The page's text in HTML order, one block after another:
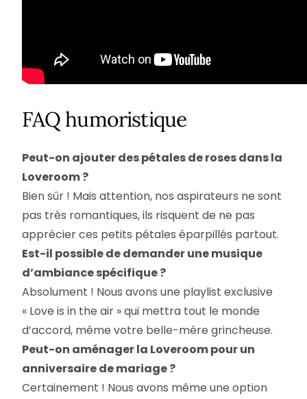
FAQ humoristique
Peut-on ajouter des pétales de roses dans la
Loveroom ?
Bien sûr ! Mais attention, nos aspirateurs ne sont
pas très romantiques, ils risquent de ne pas
apprécier ces petits pétales éparpillés partout.
Est-il possible de demander une musique
d’ambiance spécifique ?
Absolument ! Nous avons une playlist exclusive
« Love is in the air » qui mettra tout le monde
d’accord, même votre belle-mère grincheuse.
Peut-on aménager la Loveroom pour un
anniversaire de mariage ?
Certainement ! Nous avons même une option